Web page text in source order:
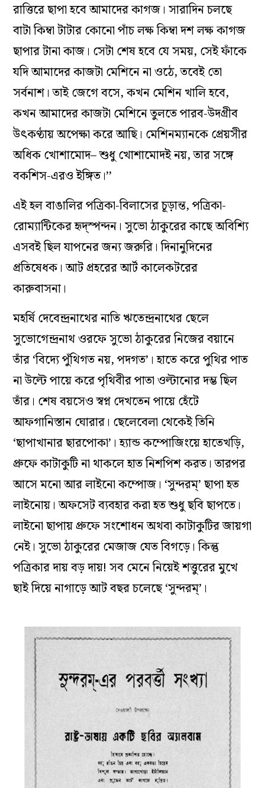
রাত্তিরে ছাপা হবে আমাদের কাগজ। সারাদিন চলছে
বাটা কিম্বা টাটার কোনো পাঁচ লক্ষ কিম্বা দশ লক্ষ কাগজ
ছাপার টানা কাজ। সেটা শেষ হবে যে সময়, সেই ফাঁকে
যদি আমাদের কাজটা মেশিনে না ওঠে, তবেই তো
সর্বনাশ। তাই জেগে বসে, কখন মেশিন খালি হবে,
কখন আমাদের কাজটা মেশিনে তুলতে পারব-উদগ্রীব
উৎকণ্ঠায় অপেক্ষা করে আছি। মেশিনম্যানকে প্রেয়সীর
অধিক খোশামোদ– শুধু খোশামোদই নয়, তার সঙ্গে
বকশিস-এরও ইঙ্গিত।’’
এই হল বাঙালির পত্রিকা-বিলাসের চূড়ান্ত, পত্রিকা-
রোম্যান্টিকের হৃদ্‌স্পন্দন। সুভো ঠাকুরের কাছে অবিশ্যি
এসবই ছিল যাপনের জন্য জরুরি। দিনানুদিনের
প্রতিষেধক। আট প্রহরের আর্ট কালেকটরের
কারুবাসনা।
মহর্ষি দেবেন্দ্রনাথের নাতি ঋতেন্দ্রনাথের ছেলে
সুভোগেন্দ্রনাথ ওরফে সুভো ঠাকুরের নিজের বয়ানে
তাঁর ‘বিদ্যে পুঁথিগত নয়, পদগত’। হাতে করে পুথির পাত
না উল্টে পায়ে করে পৃথিবীর পাতা ওল্টানোর দম্ভ ছিল
তাঁর। শেষ বয়সেও স্বপ্ন দেখতেন পায়ে হেঁটে
আফগানিস্তান ঘোরার। ছেলেবেলা থেকেই তিনি
‘ছাপাখানার ছারপোকা’। হ্যান্ড কম্পোজিংয়ে হাতেখড়ি,
প্রুফে কাটাকুটি না থাকলে হাত নিশপিশ করত। তারপর
আসে মনো আর লাইনো কম্পোজ। ‘সুন্দরম্‌’ ছাপা হত
লাইনোয়। অফসেট ব্যবহার করা হত শুধু ছবি ছাপতে।
লাইনো ছাপায় প্রুফে সংশোধন অথবা কাটাকুটির জায়গা
নেই। সুভো ঠাকুরের মেজাজ যেত বিগড়ে। কিন্তু
পত্রিকার দায় বড় দায়! সব মেনে নিয়েই শত্তুরের মুখে
ছাই দিয়ে নাগাড়ে আট বছর চলেছে ‘সুন্দরম্‌’।